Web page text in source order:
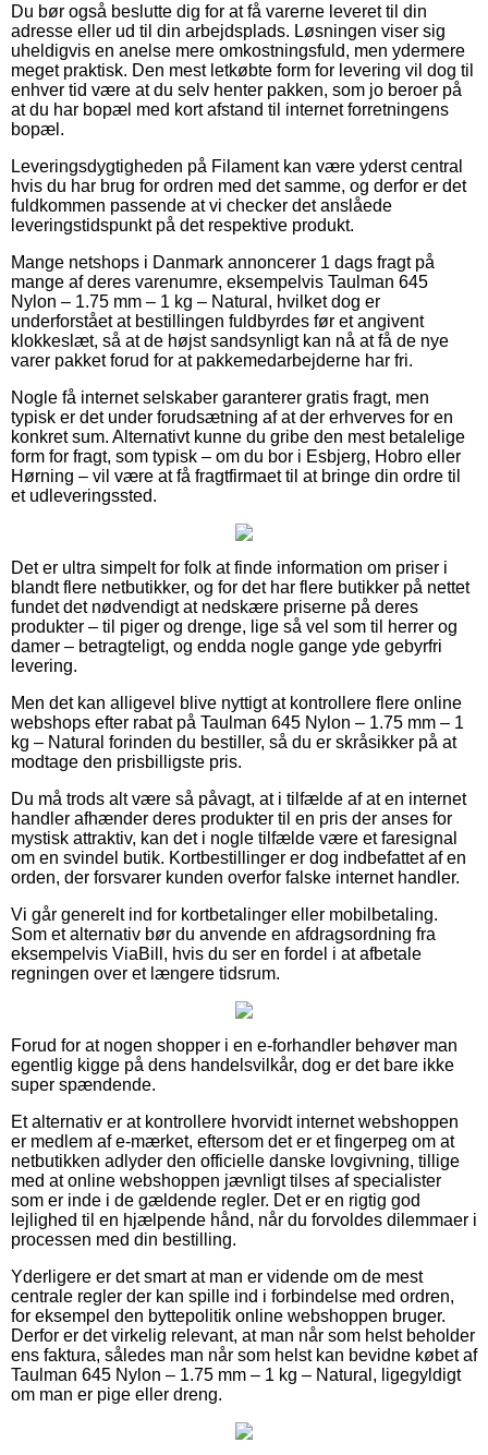
Du bør også beslutte dig for at få varerne leveret til din
adresse eller ud til din arbejdsplads. Løsningen viser sig
uheldigvis en anelse mere omkostningsfuld, men ydermere
meget praktisk. Den mest letkøbte form for levering vil dog til
enhver tid være at du selv henter pakken, som jo beroer på
at du har bopæl med kort afstand til internet forretningens
bopæl.
Leveringsdygtigheden på Filament kan være yderst central
hvis du har brug for ordren med det samme, og derfor er det
fuldkommen passende at vi checker det anslåede
leveringstidspunkt på det respektive produkt.
Mange netshops i Danmark annoncerer 1 dags fragt på
mange af deres varenumre, eksempelvis Taulman 645
Nylon – 1.75 mm – 1 kg – Natural, hvilket dog er
underforstået at bestillingen fuldbyrdes før et angivent
klokkeslæt, så at de højst sandsynligt kan nå at få de nye
varer pakket forud for at pakkemedarbejderne har fri.
Nogle få internet selskaber garanterer gratis fragt, men
typisk er det under forudsætning af at der erhverves for en
konkret sum. Alternativt kunne du gribe den mest betalelige
form for fragt, som typisk – om du bor i Esbjerg, Hobro eller
Hørning – vil være at få fragtfirmaet til at bringe din ordre til
et udleveringssted.
Det er ultra simpelt for folk at finde information om priser i
blandt flere netbutikker, og for det har flere butikker på nettet
fundet det nødvendigt at nedskære priserne på deres
produkter – til piger og drenge, lige så vel som til herrer og
damer – betragteligt, og endda nogle gange yde gebyrfri
levering.
Men det kan alligevel blive nyttigt at kontrollere flere online
webshops efter rabat på Taulman 645 Nylon – 1.75 mm – 1
kg – Natural forinden du bestiller, så du er skråsikker på at
modtage den prisbilligste pris.
Du må trods alt være så påvagt, at i tilfælde af at en internet
handler afhænder deres produkter til en pris der anses for
mystisk attraktiv, kan det i nogle tilfælde være et faresignal
om en svindel butik. Kortbestillinger er dog indbefattet af en
orden, der forsvarer kunden overfor falske internet handler.
Vi går generelt ind for kortbetalinger eller mobilbetaling.
Som et alternativ bør du anvende en afdragsordning fra
eksempelvis ViaBill, hvis du ser en fordel i at afbetale
regningen over et længere tidsrum.
Forud for at nogen shopper i en e-forhandler behøver man
egentlig kigge på dens handelsvilkår, dog er det bare ikke
super spændende.
Et alternativ er at kontrollere hvorvidt internet webshoppen
er medlem af e-mærket, eftersom det er et fingerpeg om at
netbutikken adlyder den officielle danske lovgivning, tillige
med at online webshoppen jævnligt tilses af specialister
som er inde i de gældende regler. Det er en rigtig god
lejlighed til en hjælpende hånd, når du forvoldes dilemmaer i
processen med din bestilling.
Yderligere er det smart at man er vidende om de mest
centrale regler der kan spille ind i forbindelse med ordren,
for eksempel den byttepolitik online webshoppen bruger.
Derfor er det virkelig relevant, at man når som helst beholder
ens faktura, således man når som helst kan bevidne købet af
Taulman 645 Nylon – 1.75 mm – 1 kg – Natural, ligegyldigt
om man er pige eller dreng.